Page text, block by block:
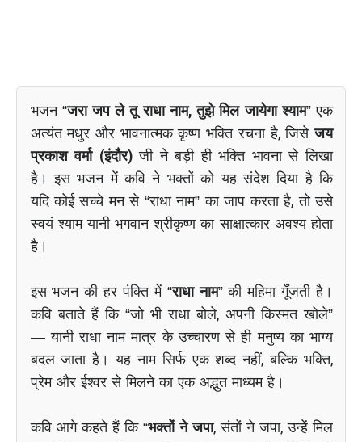
भजन “जरा जप ले तू राधा नाम, तुझे मिल जायेगा श्याम” एक
अत्यंत मधुर और भावनात्मक कृष्ण भक्ति रचना है, जिसेजय
प्रकाश वर्मा (इंदौर)जी ने बड़ी ही भक्ति भावना से लिखा
है। इस भजन में कवि ने भक्तों को यह संदेश दिया है कि
यदि कोई सच्चे मन से “राधा नाम” का जाप करता है, तो उसे
स्वयं श्याम यानी भगवान श्रीकृष्ण का साक्षात्कार अवश्य होता
है।
इस भजन की हर पंक्ति में “राधा नाम” की महिमा गूँजती है।
कवि बताते हैं कि “जो भी राधा बोले, अपनी किस्मत खोले”
— यानी राधा नाम मात्र के उच्चारण से ही मनुष्य का भाग्य
बदल जाता है। यह नाम सिर्फ एक शब्द नहीं, बल्कि भक्ति,
प्रेम और ईश्वर से मिलने का एक अद्भुत माध्यम है।
कवि आगे कहते हैं कि “भक्तों ने जपा, संतों ने जपा, उन्हें मिल